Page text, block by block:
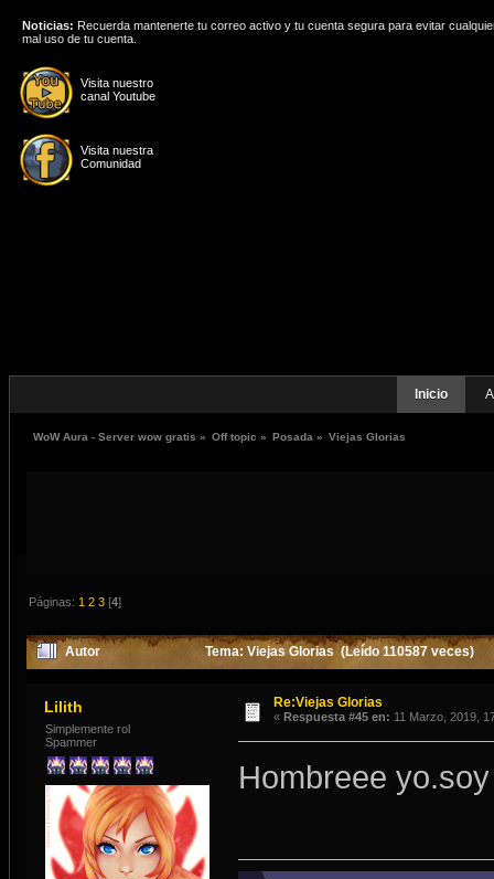
Visita nuestro
canal Youtube
Visita nuestra
Comunidad
Noticias: Recuerda mantenerte tu correo activo y tu cuenta segura para evitar
mal uso de tu cuenta.
Inicio
WoW Aura - Server wow gratis » Off topic » Posada » Viejas Glorias
Páginas:1 2 3 [4]
Autor Tema: Viejas Glorias (Leído 110587 veces)
Lilith
Simplemente rol
Spammer
Re:Viejas Glorias
« Respuesta #45 en: 11 Marzo, 2019,
Hombreee